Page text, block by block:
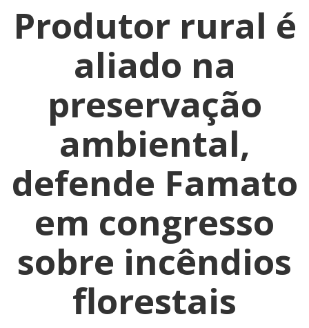
Produtor rural é
aliado na
preservação
ambiental,
defende Famato
em congresso
sobre incêndios
florestais